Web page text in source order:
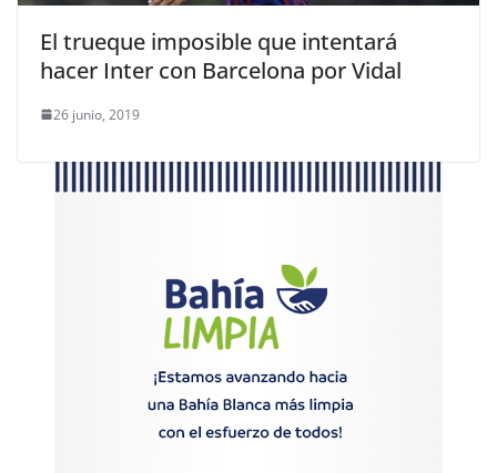
El trueque imposible que intentará
hacer Inter con Barcelona por Vidal
26 junio, 2019